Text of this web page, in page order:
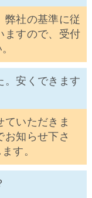
弊社の基準に従
ますので、受付
。安くできます
ていただきま
お知らせ下さ
す。